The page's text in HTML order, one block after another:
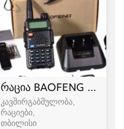
რაცია BAOFENG UV-5R
კავშირგაბმულობა,
რაციები
თბილისი